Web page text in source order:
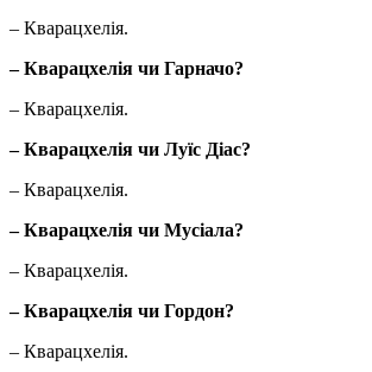
– Кварацхелія.
– Кварацхелія чи Гарначо?
– Кварацхелія.
– Кварацхелія чи Луїс Діас?
– Кварацхелія.
– Кварацхелія чи Мусіала?
– Кварацхелія.
– Кварацхелія чи Гордон?
– Кварацхелія.